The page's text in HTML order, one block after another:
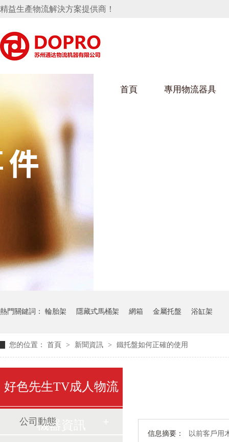
精益生產物流解決方案提供商！
首頁 專用物流器具
好色视频APP下载架
變速箱托盤
衝壓件料架
消聲器料架
手推車
氣瓶料架
隱藏式馬桶水箱支架
汽車行業
衛浴行業
熱門關鍵詞： 輪胎架 隱藏式馬桶架 網箱 金屬托盤 浴缸架
您的位置： 首頁 > 新聞資訊 > 鐵托盤如何正確的使用
信息摘要： 以前客戶用
好色先生TV成人物流
機器資訊
公司動態